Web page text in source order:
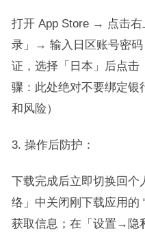
打开 App Store → 点击
录」→ 输入日区账号密
证，选择「日本」后点击
骤：此处绝对不要绑定银
和风险）​
操作后防护：​
下载完成后立即切换回
络」中关闭刚下载应用的
获取信息；在「设置→隐